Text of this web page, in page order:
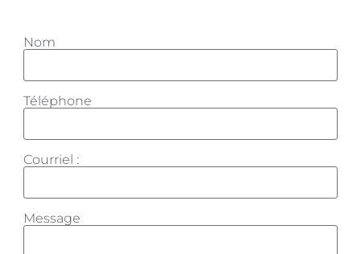
Nom
Téléphone
Courriel :
Message